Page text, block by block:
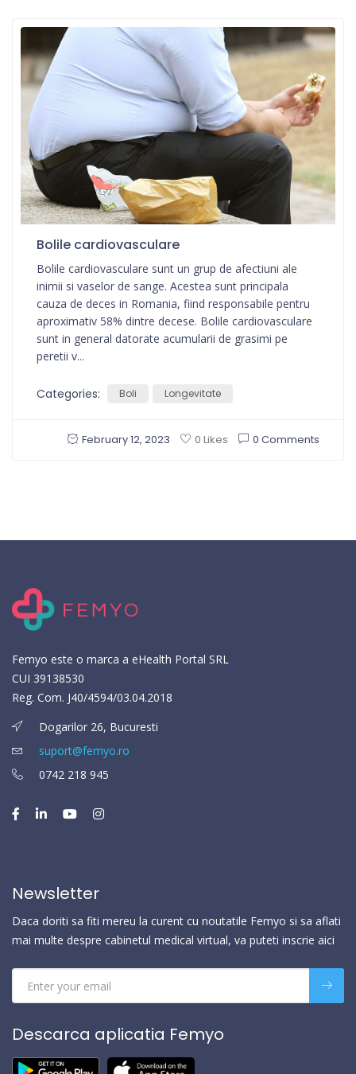
Bolile cardiovasculare
Bolile cardiovasculare sunt un grup de afectiuni ale
inimii si vaselor de sange. Acestea sunt principala
cauza de deces in Romania, fiind responsabile pentru
aproximativ 58% dintre decese. Bolile cardiovasculare
sunt in general datorate acumularii de grasimi pe
peretii v...
Categories: Boli Longevitate
February 12, 2023 0 Likes 0 Comments
Femyo este o marca a eHealth Portal SRL
CUI 39138530
Reg. Com. J40/4594/03.04.2018
Dogarilor 26, Bucuresti
suport@femyo.ro
0742 218 945
Newsletter
Daca doriti sa fiti mereu la curent cu noutatile Femyo si sa aflati
mai multe despre cabinetul medical virtual, va puteti inscrie aici
Descarca aplicatia Femyo